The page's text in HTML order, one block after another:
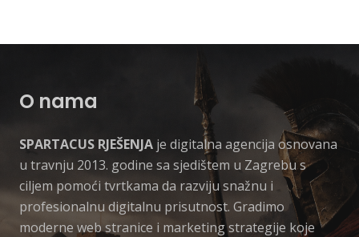
O nama
SPARTACUS RJEŠENJA je digitalna agencija osnovana
u travnju 2013. godine sa sjedištem u Zagrebu s
ciljem pomoći tvrtkama da razviju snažnu i
profesionalnu digitalnu prisutnost. Gradimo
moderne web stranice i marketing strategije koje